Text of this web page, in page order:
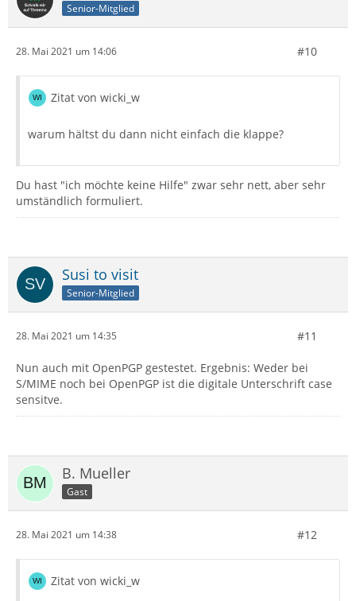
Senior-Mitglied
28. Mai 2021 um 14:06 #10
Zitat von wicki_w
warum hältst du dann nicht einfach die klappe?
Du hast "ich möchte keine Hilfe" zwar sehr nett, aber sehr
umständlich formuliert.
Susi to visit
Senior-Mitglied
28. Mai 2021 um 14:35 #11
Nun auch mit OpenPGP gestestet. Ergebnis: Weder bei
S/MIME noch bei OpenPGP ist die digitale Unterschrift case
sensitve.
B. Mueller
Gast
28. Mai 2021 um 14:38 #12
Zitat von wicki_w